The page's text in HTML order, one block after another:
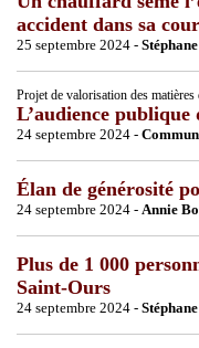
accident dans sa
25 septembre 2024 -
Projet de valorisation des
L’audience publique
24 septembre 2024 -
Élan de générosité
24 septembre 2024 - Annie
Plus de 1 000
Saint-Ours
24 septembre 2024 -